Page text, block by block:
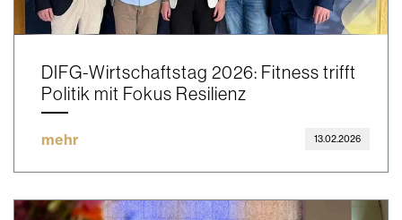
DIFG-Wirtschaftstag 2026: Fitness trifft
Politik mit Fokus Resilienz
mehr 13.02.2026